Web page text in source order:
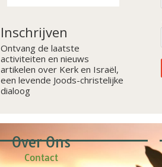
Inschrijven
Ontvang de laatste
activiteiten en nieuws
artikelen over Kerk en Israël,
een levende Joods-christelijke
dialoog
Over Ons
Contact